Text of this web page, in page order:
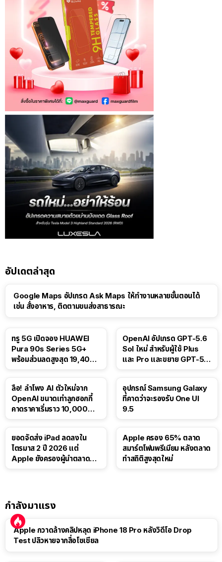
อัปเดตล่าสุด
Google Maps อัปเกรด Ask Maps ให้ทำงานหลายขั้นตอนได้
เช่น สั่งอาหาร, ติดตามขนส่งสาธารณะ
ทรู 5G เปิดจอง HUAWEI
Pura 90s Series 5G+
พร้อมส่วนลดสูงสุด 19,400
OpenAI อัปเกรด GPT-5.6
Sol ใหม่ สำหรับผู้ใช้ Plus
และ Pro และขยาย GPT-5.6
ลือ! ลำโพง AI ตัวใหม่จาก
OpenAI ขนาดเท่าลูกฮอกกี้
คาดราคาเริ่มราว 10,000
อุปกรณ์ Samsung Galaxy
ที่คาดว่าจะรองรับ One UI
9.5
ยอดจัดส่ง iPad ลดลงใน
ไตรมาส 2 ปี 2026 แต่
Apple ยังครองผู้นำตลาด
Apple ครอง 65% ตลาด
สมาร์ตโฟนพรีเมียม หลังตลาด
ทำสถิติสูงสุดใหม่
กำลังมาแรง
Apple กวาดล้างคลิปหลุด iPhone 18 Pro หลังวิดีโอ Drop
Test ปลิวหายจากสื่อโซเชียล